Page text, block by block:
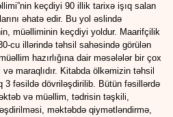
keçdiyi 90 illik tarixə işıq salan
əhatə edir. Bu yol əslində
müəlliminin keçdiyi yoldur. Maarifçilik
cu illərində təhsil sahəsində görülən
hazırlığına dair məsələlər bir çox
maraqlıdır. Kitabda ölkəmizin təhsil
3 fəsildə dövriləşdirilib. Bütün fəsillərdə
və müəllim, tədrisin təşkili,
məktəbdə qiymətləndirmə,